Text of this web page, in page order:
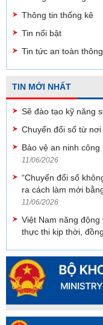
Thông tin thống kê
Tin nổi bật
Tin tức an toàn
TIN MỚI NHẤT
Sẽ đào tạo kỹ năng
Chuyển đổi số từ
Bảo vệ an ninh
11/06/2026
“Chuyển đổi số
ra cách làm mới
11/06/2026
Việt Nam năng
thực thi kịp thời,